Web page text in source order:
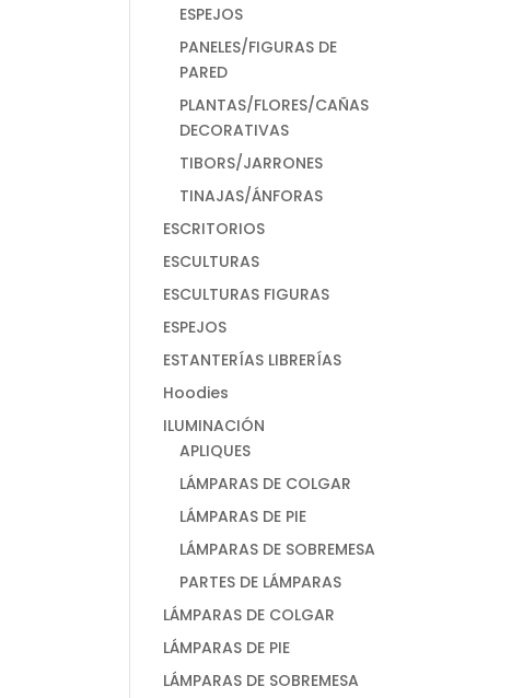
ESPEJOS
PANELES/FIGURAS DE
PARED
PLANTAS/FLORES/CAÑAS
DECORATIVAS
TIBORS/JARRONES
TINAJAS/ÁNFORAS
ESCRITORIOS
ESCULTURAS
ESCULTURAS FIGURAS
ESPEJOS
ESTANTERÍAS LIBRERÍAS
Hoodies
ILUMINACIÓN
APLIQUES
LÁMPARAS DE COLGAR
LÁMPARAS DE PIE
LÁMPARAS DE SOBREMESA
PARTES DE LÁMPARAS
LÁMPARAS DE COLGAR
LÁMPARAS DE PIE
LÁMPARAS DE SOBREMESA